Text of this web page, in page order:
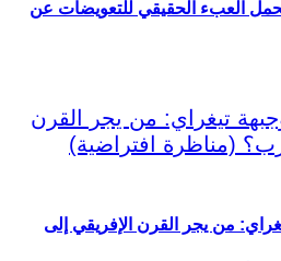
العبء الحقيقي للتعويضات عن
تيغراي: من يجر القرن الإفريقي إلى